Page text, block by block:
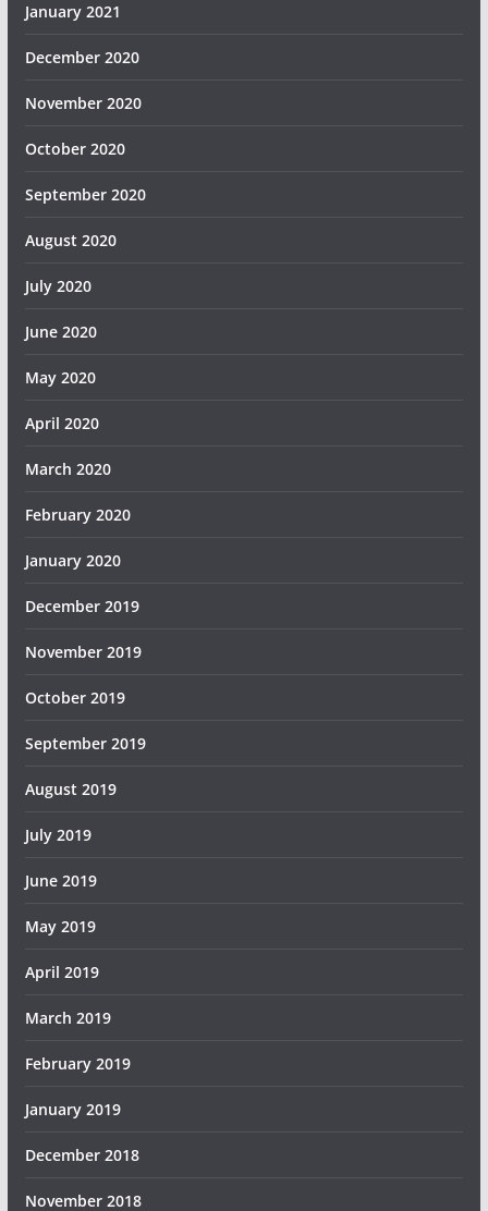
January 2021
December 2020
November 2020
October 2020
September 2020
August 2020
July 2020
June 2020
May 2020
April 2020
March 2020
February 2020
January 2020
December 2019
November 2019
October 2019
September 2019
August 2019
July 2019
June 2019
May 2019
April 2019
March 2019
February 2019
January 2019
December 2018
November 2018